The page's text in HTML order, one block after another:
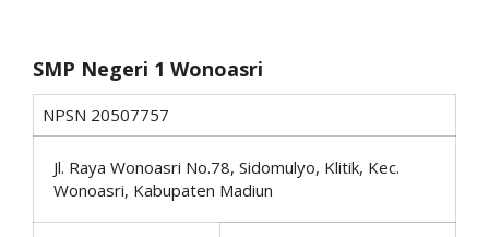
SMP Negeri 1 Wonoasri
NPSN 20507757
Jl. Raya Wonoasri No.78, Sidomulyo, Klitik, Kec.
Wonoasri, Kabupaten Madiun